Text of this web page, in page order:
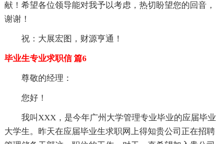
献！希望各位领导能对我予以考虑，热切盼望您的回音，
谢谢！
祝：大展宏图，财源亨通！
毕业生专业求职信 篇6
尊敬的经理：
您好！
我叫XXX，是今年广州大学管理专业毕业的应届毕业
大学生。昨天在应届毕业生求职网上得知贵公司正在招聘